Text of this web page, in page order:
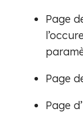
Page
Page
Page